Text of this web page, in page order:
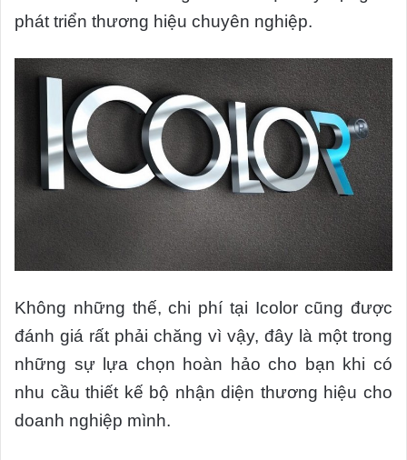
phát triển thương hiệu chuyên nghiệp.
Không những thế, chi phí tại Icolor cũng được
đánh giá rất phải chăng vì vậy, đây là một trong
những sự lựa chọn hoàn hảo cho bạn khi có
nhu cầu thiết kế bộ nhận diện thương hiệu cho
doanh nghiệp mình.